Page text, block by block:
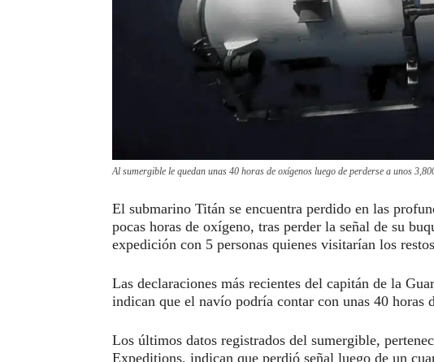
Al sumergible le quedan unas 40 horas de oxígenos luego de perderse a unos
El submarino Titán se encuentra perdido en las
pocas horas de oxígeno, tras perder la señal de su
expedición con 5 personas quienes visitarían los
Las declaraciones más recientes del capitán de la
indican que el navío podría contar con unas 40 horas
Los últimos datos registrados del sumergible,
Expeditions, indican que perdió señal luego de un